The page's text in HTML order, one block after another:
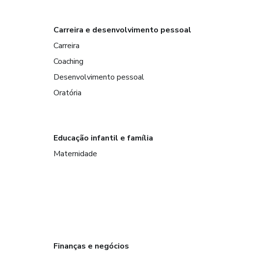
Carreira e desenvolvimento pessoal
Carreira
Coaching
Desenvolvimento pessoal
Oratória
Educação infantil e família
Maternidade
Finanças e negócios